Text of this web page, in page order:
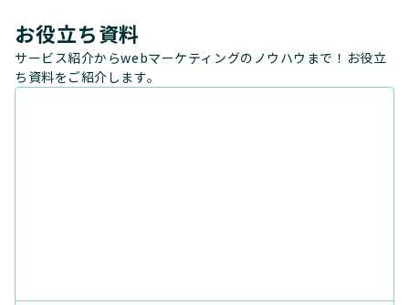
お役立ち資料
サービス紹介からwebマーケティングのノウハウまで！お役立
ち資料をご紹介します。